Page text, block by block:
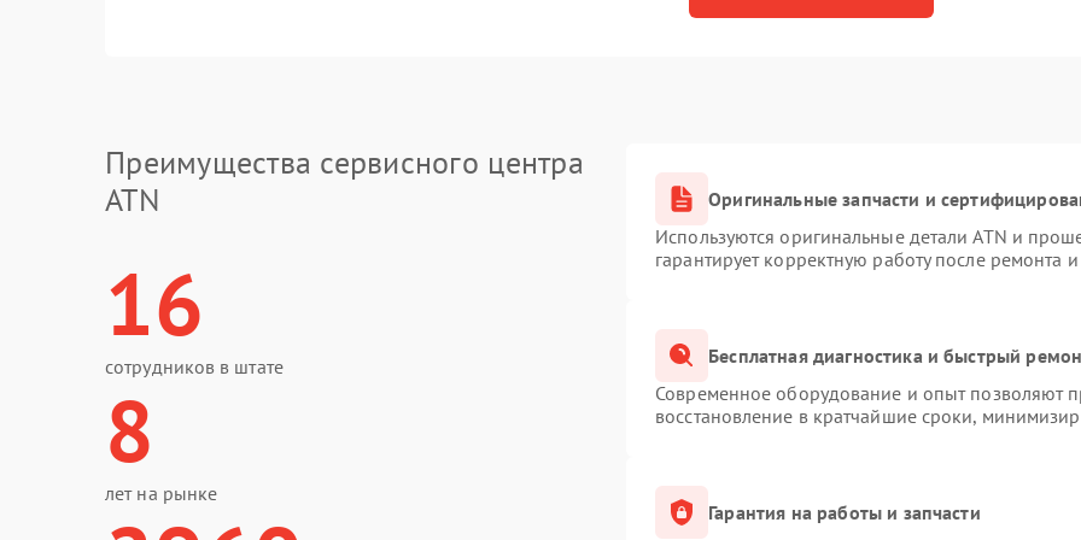
Преимущества сервисного центра
ATN
16
сотрудников в штате
8
лет на рынке
Оригинальные запчасти и
Используются оригинальные детали ATN и
гарантирует корректную работу после ремонта
Бесплатная диагностика и быстрый
Современное оборудование и опыт позволяют
восстановление в кратчайшие сроки,
Гарантия на работы и запчасти